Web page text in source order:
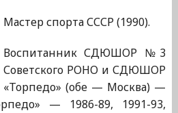
Мастер спорта СССР (1990).
Воспитанник СДЮШОР №3
Советского РОНО и СДЮШОР
«Торпедо» (обе — Москва) —
— 1986-89, 1991-93,